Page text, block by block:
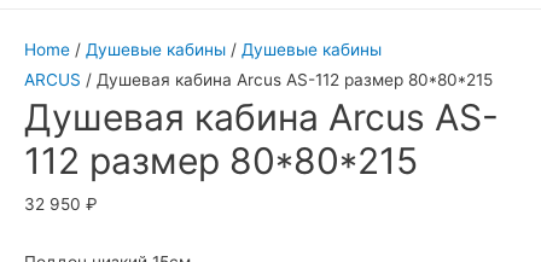
Home / Душевые кабины / Душевые кабины
ARCUS / Душевая кабина Arcus AS-112 размер 80*80*215
Душевая кабина Arcus AS-
112 размер 80*80*215
32 950 ₽